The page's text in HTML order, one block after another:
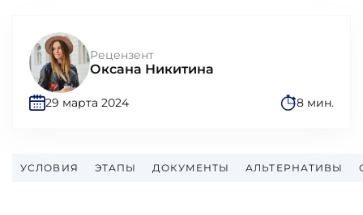
Рецензент
Оксана Никитина
29 марта 2024 8 мин.
УСЛОВИЯ ЭТАПЫ ДОКУМЕНТЫ АЛЬТЕРНАТИВЫ